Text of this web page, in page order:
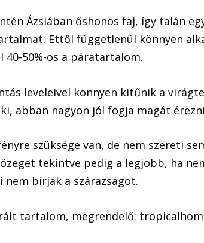
Ázsiában őshonos faj, így talán
Ettől függetlenül könnyen
50%-os a páratartalom.
leveleivel könnyen kitűnik a
abban nagyon jól fogja magát
szüksége van, de nem szereti
tekintve pedig a legjobb, ha
nem bírják a szárazságot.
tartalom, megrendelő: